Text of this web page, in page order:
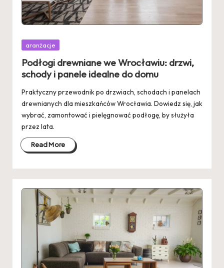
Posted
aranżacje
Podłogi drewniane we Wrocławiu: drzwi,
schody i panele idealne do domu
Praktyczny przewodnik po drzwiach, schodach i panelach
drewnianych dla mieszkańców Wrocławia. Dowiedz się, jak
wybrać, zamontować i pielęgnować podłogę, by służyła
przez lata.
Read More